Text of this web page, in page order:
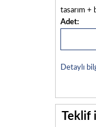
tasarım +
Adet:
Detaylı
Teklif